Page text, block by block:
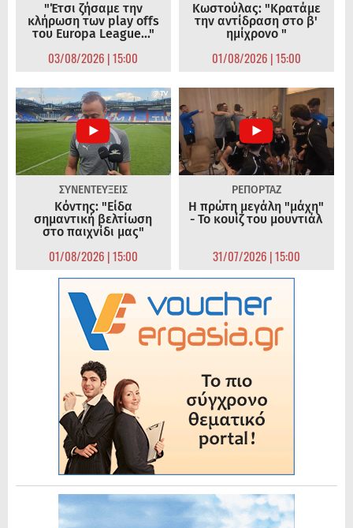
"Έτσι ζήσαμε την
κλήρωση των play offs
του Europa League..."
03/08/2026 | 15:00
Κωστούλας: "Κρατάμε
την αντίδραση στο β'
ημίχρονο "
01/08/2026 | 15:00
ΣΥΝΕΝΤΕΥΞΕΙΣ
Κόντης: "Είδα
σημαντική βελτίωση
στο παιχνίδι μας"
01/08/2026 | 15:00
ΡΕΠΟΡΤΑΖ
Η πρώτη μεγάλη "μάχη"
- Το κουίζ του μουντιάλ
31/07/2026 | 15:00